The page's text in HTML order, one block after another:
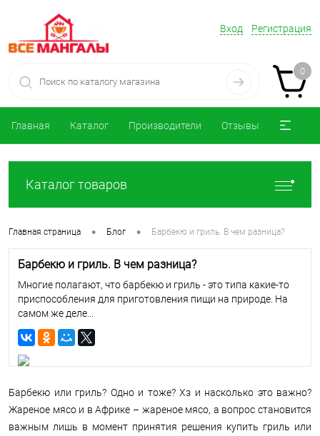
Вход Регистрация
0
Главная Каталог Производители Отзывы
Каталог товаров
Главная страница • Блог • Барбекю и гриль. В чем разница?
Барбекю и гриль. В чем разница?
Многие полагают, что барбекю и гриль - это типа какие-то
приспособления для приготовления пищи на природе. На
самом же деле...
Барбекю или гриль? Одно и тоже? Хз и насколько это важно?
Жареное мясо и в Африке – жареное мясо, а вопрос становится
важным лишь в момент принятия решения купить гриль или